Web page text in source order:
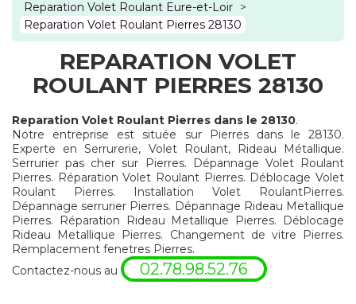
Reparation Volet Roulant Eure-et-Loir >
Reparation Volet Roulant Pierres 28130
REPARATION VOLET
ROULANT PIERRES 28130
Reparation Volet Roulant Pierres dans le 28130.
Notre entreprise est située sur Pierres dans le 28130.
Experte en Serrurerie, Volet Roulant, Rideau Métallique.
Serrurier pas cher sur Pierres. Dépannage Volet Roulant
Pierres. Réparation Volet Roulant Pierres. Déblocage Volet
Roulant Pierres. Installation Volet RoulantPierres.
Dépannage serrurier Pierres. Dépannage Rideau Metallique
Pierres. Réparation Rideau Metallique Pierres. Déblocage
Rideau Metallique Pierres. Changement de vitre Pierres.
Remplacement fenetres Pierres.
Contactez-nous au
02.78.98.52.76